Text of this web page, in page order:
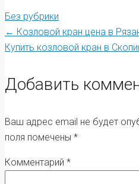
Без рубрики
Post
← Козловой кран цена в
Купить козловой кран в
Добавить
Ваш адрес email не будет
поля помечены *
Комментарий *